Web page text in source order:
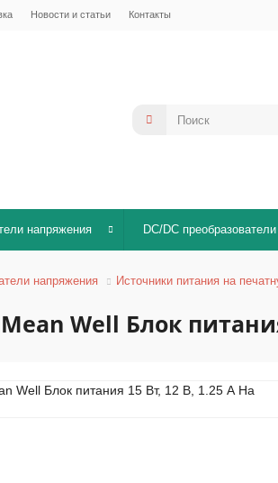
Новости и статьи Контакты
напряжения DC/DC
напряжения Источники питания на
Mean Well Блок